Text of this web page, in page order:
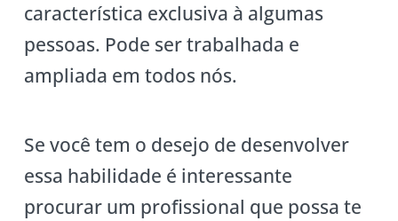
característica exclusiva à algumas
pessoas. Pode ser trabalhada e
ampliada em todos nós.
Se você tem o desejo de desenvolver
essa habilidade é interessante
procurar um profissional que possa te